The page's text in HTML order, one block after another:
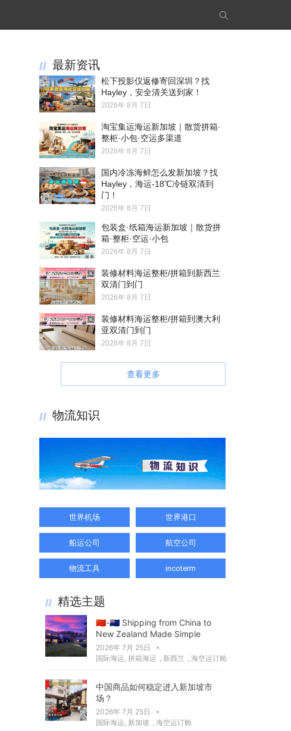
最新资讯
松下投影仪返修寄回深圳？找
Hayley，安全清关送到家！
2026年 8月 7日
淘宝集运海运新加坡｜散货拼箱·
整柜·小包·空运多渠道
2026年 8月 7日
国内冷冻海鲜怎么发新加坡？找
Hayley，海运-18℃冷链双清到
门！
2026年 8月 7日
包装盒·纸箱海运新加坡｜散货拼
箱·整柜·空运·小包
2026年 8月 7日
装修材料海运整柜/拼箱到新西兰
双清门到门
2026年 8月 7日
装修材料海运整柜/拼箱到澳大利
亚双清门到门
2026年 8月 7日
查看更多
物流知识
世界机场
船运公司
物流工具
世界港口
航空公司
incoterm
精选主题
🇨🇳-🇳🇿 Shipping from China to
New Zealand Made Simple
2026年 7月 25日
国际海运 拼箱海运 新西兰 海空运订舱
中国商品如何稳定进入新加坡市
场？
2026年 7月 25日
国际海运 新加坡 海空运订舱